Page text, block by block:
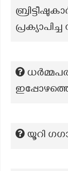
യൂറി